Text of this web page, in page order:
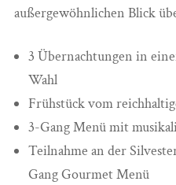
außergewöhnlichen Blick
3 Übernachtungen in
Wahl
Frühstück vom
3-Gang Menü mit
Teilnahme an der
Gang Gourmet Menü